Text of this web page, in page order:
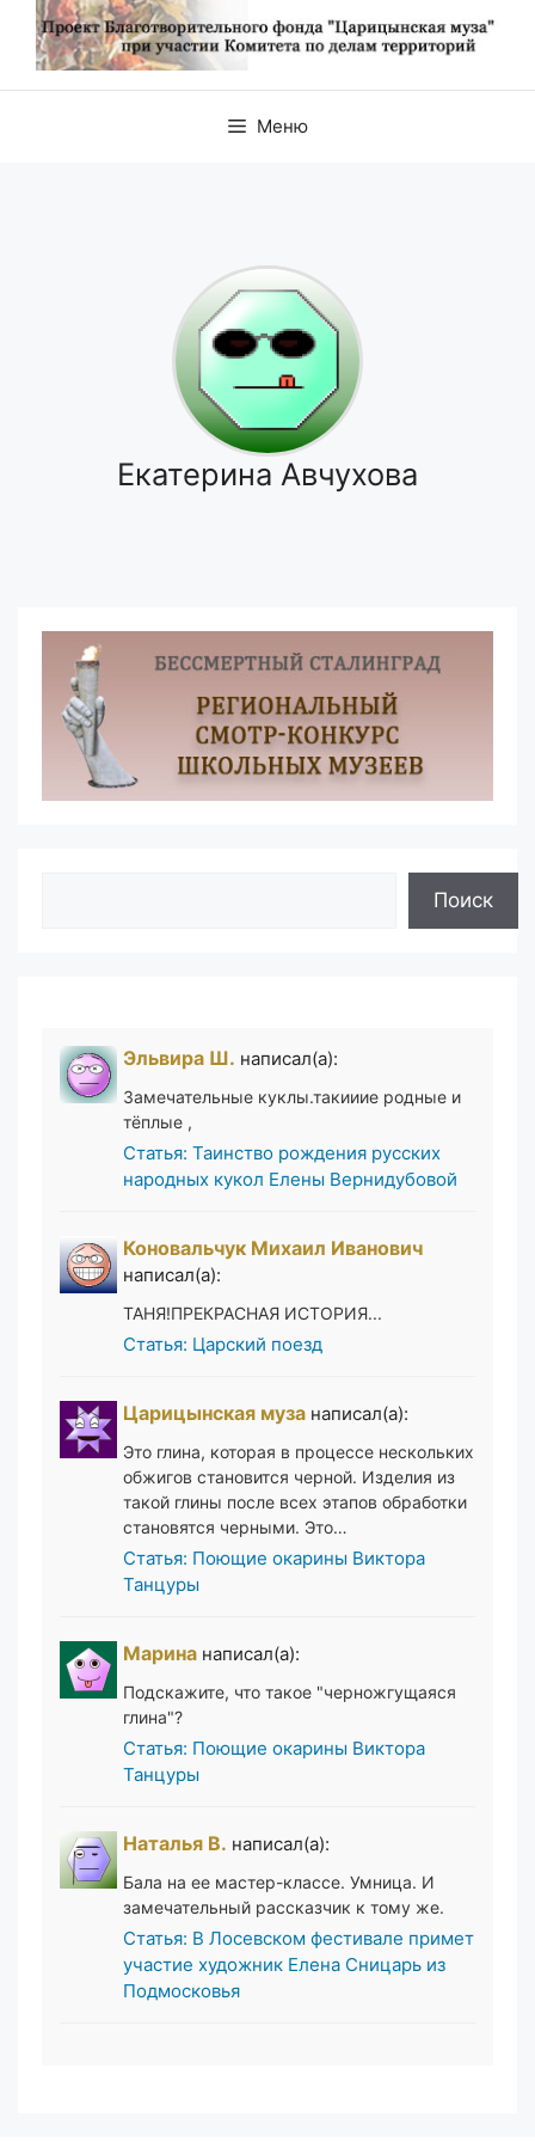
Меню
Екатерина Авчухова
Поиск
Эльвира Ш. написал(а):
Замечательные куклы.такииие родные и
тёплые ,
Статья: Таинство рождения русских
народных кукол Елены Вернидубовой
Коновальчук Михаил Иванович
написал(а):
ТАНЯ!ПРЕКРАСНАЯ ИСТОРИЯ...
Статья: Царский поезд
Царицынская муза написал(а):
Это глина, которая в процессе нескольких
обжигов становится черной. Изделия из
такой глины после всех этапов обработки
становятся черными. Это…
Статья: Поющие окарины Виктора
Танцуры
Марина написал(а):
Подскажите, что такое "черножгущаяся
глина"?
Статья: Поющие окарины Виктора
Танцуры
Наталья В. написал(а):
Бала на ее мастер-классе. Умница. И
замечательный рассказчик к тому же.
Статья: В Лосевском фестивале примет
участие художник Елена Сницарь из
Подмосковья